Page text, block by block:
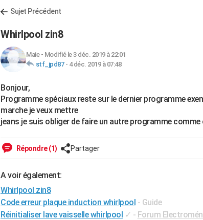
Sujet Précédent
Whirlpool zin8
Maie- Modifié le 3 déc. 2019 à 22:01
stf_jpd87- 4 déc. 2019 à 07:48
Bonjour,
Programme spéciaux reste sur le dernier programme
marche je veux mettre
jeans je suis obliger de faire un autre programme
Répondre (1) Partager
A voir également:
Whirlpool zin8
Code erreur plaque induction whirlpool - Guide
Réinitialiser lave vaisselle whirlpool ✓ - Forum